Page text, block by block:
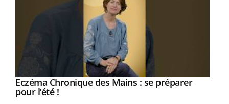
Youtube
Eczéma Chronique des Mains : se préparer
pour l’été !Youtube